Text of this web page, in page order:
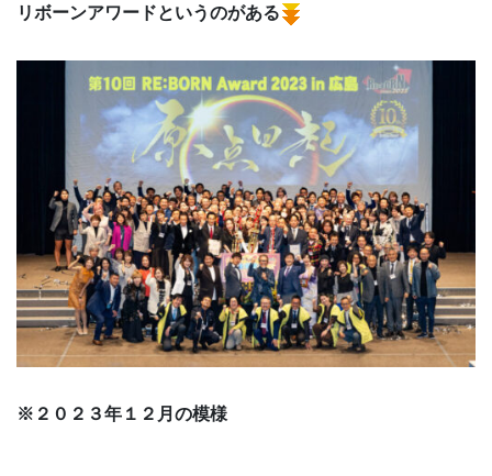
リボーンアワードというのがある
※２０２３年１２月の模様